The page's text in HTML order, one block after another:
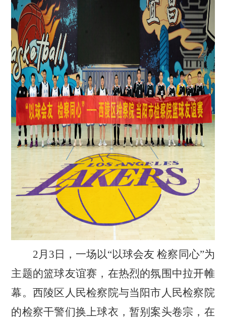
2月3日，一场以“以球会友 检察同心”为
主题的篮球友谊赛，在热烈的氛围中拉开帷
幕。西陵区人民检察院与当阳市人民检察院
的检察干警们换上球衣，暂别案头卷宗，在